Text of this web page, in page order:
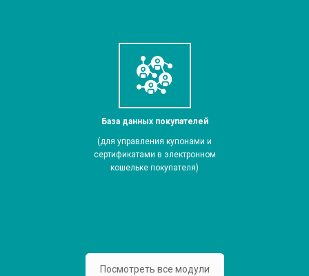
База данных покупателей
(для управления купонами и
сертификатами в электронном
кошельке покупателя)
Посмотреть все модули